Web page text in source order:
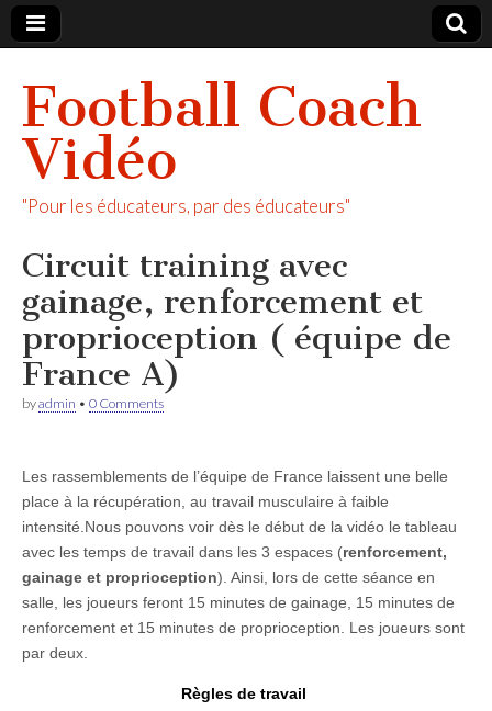
Football Coach
Vidéo
"Pour les éducateurs, par des éducateurs"
Circuit training avec
gainage, renforcement et
proprioception ( équipe de
France A)
byadmin • 0 Comments
Les rassemblements de l’équipe de France laissent une belle
place à la récupération, au travail musculaire à faible
intensité.Nous pouvons voir dès le début de la vidéo le tableau
avec les temps de travail dans les 3 espaces (renforcement,
gainage et proprioception). Ainsi, lors de cette séance en
salle, les joueurs feront 15 minutes de gainage, 15 minutes de
renforcement et 15 minutes de proprioception. Les joueurs sont
par deux.
Règles de travail